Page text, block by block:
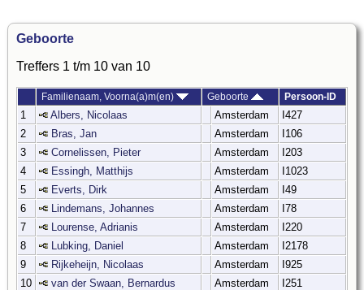
Geboorte
Treffers 1 t/m 10 van 10
Familienaam, Voorna(a)m(en) Geboorte Persoon-ID
1 Albers, Nicolaas Amsterdam
I427
2
Bras, Jan Amsterdam
I106
3
Cornelissen, Pieter Amsterdam
I203
4
Essingh, Matthijs Amsterdam
I1023
5
Everts, Dirk Amsterdam
I49
6
Lindemans, Johannes Amsterdam
I78
7
Lourense, Adrianis Amsterdam
I220
8
Lubking, Daniel Amsterdam
I2178
9
Rijkeheijn, Nicolaas Amsterdam
I925
10
van der Swaan, Bernardus Amsterdam I251